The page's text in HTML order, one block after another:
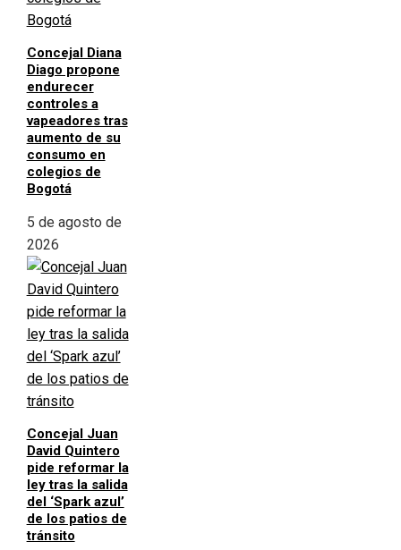
Concejal Diana
Diago propone
endurecer
controles a
vapeadores tras
aumento de su
consumo en
colegios de
Bogotá
5 de agosto de
2026
Concejal Juan
David Quintero
pide reformar la
ley tras la salida
del ‘Spark azul’
de los patios de
tránsito